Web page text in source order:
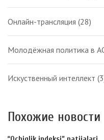
Онлайн-трансляция (28)
Молодёжная политика в
Искуственный интеллект
Похожие новости